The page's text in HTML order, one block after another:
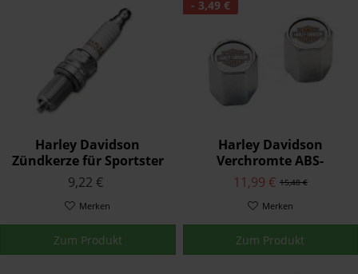
Harley Davidson
Zündkerze für Sportster
Twin Cam Modelle
32362-04A
9,22 €
Merken
Zum Produkt
- 3,49 €
Harley Davidson
Verchromte ABS-
Ventilschaftkappen
41144-97
15,48 €
11,99 €
Merken
Zum Produkt